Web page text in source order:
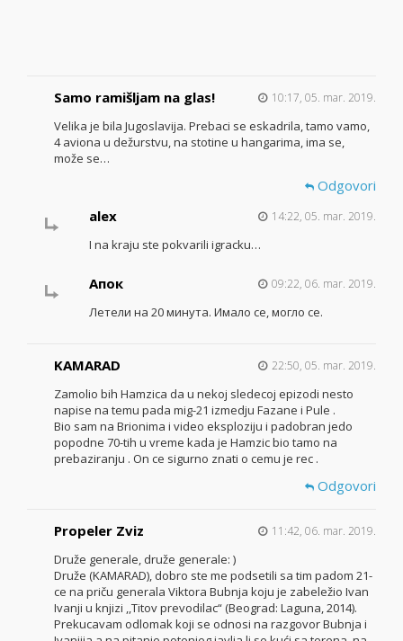
Samo ramišljam na glas! 10:17, 05. mar. 2019.
Velika je bila Jugoslavija. Prebaci se eskadrila, tamo vamo,
4 aviona u dežurstvu, na stotine u hangarima, ima se,
može se…
Odgovori
alex
14:22, 05. mar. 2019.
I na kraju ste pokvarili igracku…
Апок 09:22, 06. mar. 2019.
Летели на 20 минута. Имало се, могло се.
KAMARAD 22:50, 05. mar. 2019.
Zamolio bih Hamzica da u nekoj sledecoj epizodi nesto
napise na temu pada mig-21 izmedju Fazane i Pule .
Bio sam na Brionima i video eksploziju i padobran jedo
popodne 70-tih u vreme kada je Hamzic bio tamo na
prebaziranju . On ce sigurno znati o cemu je rec .
Odgovori
Propeler Zviz 11:42, 06. mar. 2019.
Druže generale, druže generale: )
Druže (KAMARAD), dobro ste me podsetili sa tim padom 21-
ce na priču generala Viktora Bubnja koju je zabeležio Ivan
Ivanji u knjizi ,,Titov prevodilac“ (Beograd: Laguna, 2014).
Prekucavam odlomak koji se odnosi na razgovor Bubnja i